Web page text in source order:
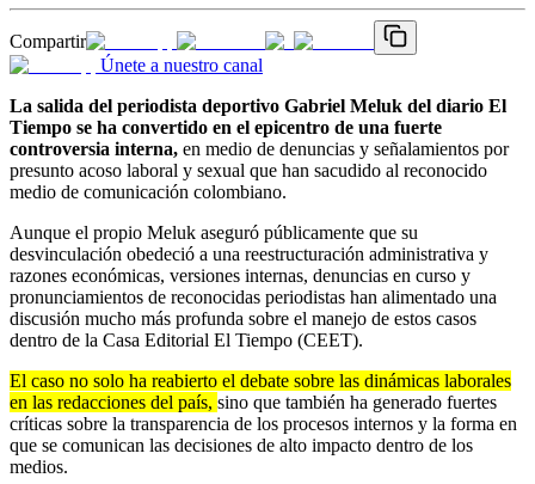
Compartir
Únete a nuestro canal
La salida del periodista deportivo Gabriel Meluk del diario El
Tiempo se ha convertido en el epicentro de una fuerte
controversia interna, en medio de denuncias y señalamientos por
presunto acoso laboral y sexual que han sacudido al reconocido
medio de comunicación colombiano.
Aunque el propio Meluk aseguró públicamente que su
desvinculación obedeció a una reestructuración administrativa y
razones económicas, versiones internas, denuncias en curso y
pronunciamientos de reconocidas periodistas han alimentado una
discusión mucho más profunda sobre el manejo de estos casos
dentro de la Casa Editorial El Tiempo (CEET).
El caso no solo ha reabierto el debate sobre las dinámicas laborales
en las redacciones del país, sino que también ha generado fuertes
críticas sobre la transparencia de los procesos internos y la forma en
que se comunican las decisiones de alto impacto dentro de los
medios.